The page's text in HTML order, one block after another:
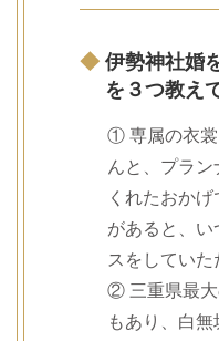
◆ 伊勢神社婚
を３つ教え
① 専属の衣裳
んと、プラ
くれたおか
があると、い
スをしていた
② 三重県最大
もあり、白